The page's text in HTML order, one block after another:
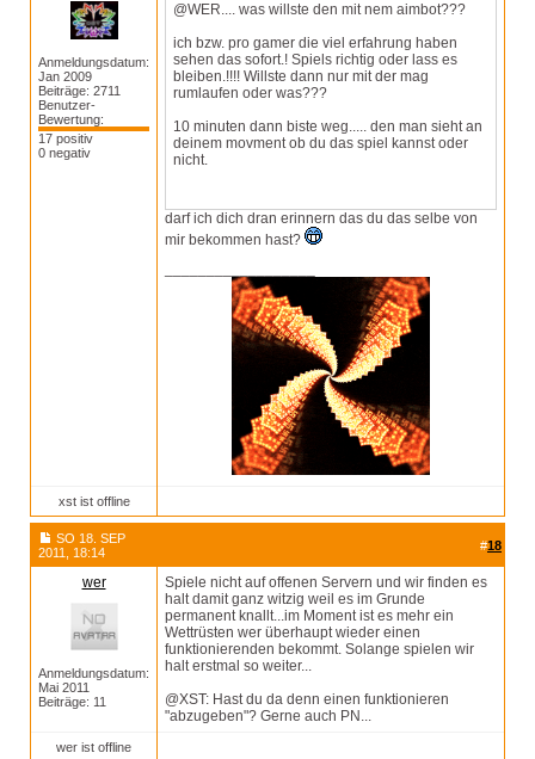
Anmeldungsdatum:
Jan 2009
Beiträge: 2711
Benutzer-
Bewertung:
17 positiv
0 negativ
@WER.... was willste den mit nem aimbot???
ich bzw. pro gamer die viel erfahrung haben
sehen das sofort.! Spiels richtig oder lass es
bleiben.!!!! Willste dann nur mit der mag
rumlaufen oder was???
10 minuten dann biste weg..... den man sieht an
deinem movment ob du das spiel kannst oder
nicht.
darf ich dich dran erinnern das du das selbe von
mir bekommen hast?
xst ist offline
SO 18. SEP
2011, 18:14
#18
wer
Anmeldungsdatum:
Mai 2011
Beiträge: 11
Spiele nicht auf offenen Servern und wir finden es
halt damit ganz witzig weil es im Grunde
permanent knallt...im Moment ist es mehr ein
Wettrüsten wer überhaupt wieder einen
funktionierenden bekommt. Solange spielen wir
halt erstmal so weiter...
@XST: Hast du da denn einen funktionieren
"abzugeben"? Gerne auch PN...
wer ist offline